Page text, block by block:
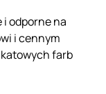
i odporne na
i cennym
farb